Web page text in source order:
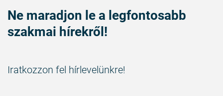
Ne maradjon le a legfontosabb
szakmai hírekről!
Iratkozzon fel hírlevelünkre!